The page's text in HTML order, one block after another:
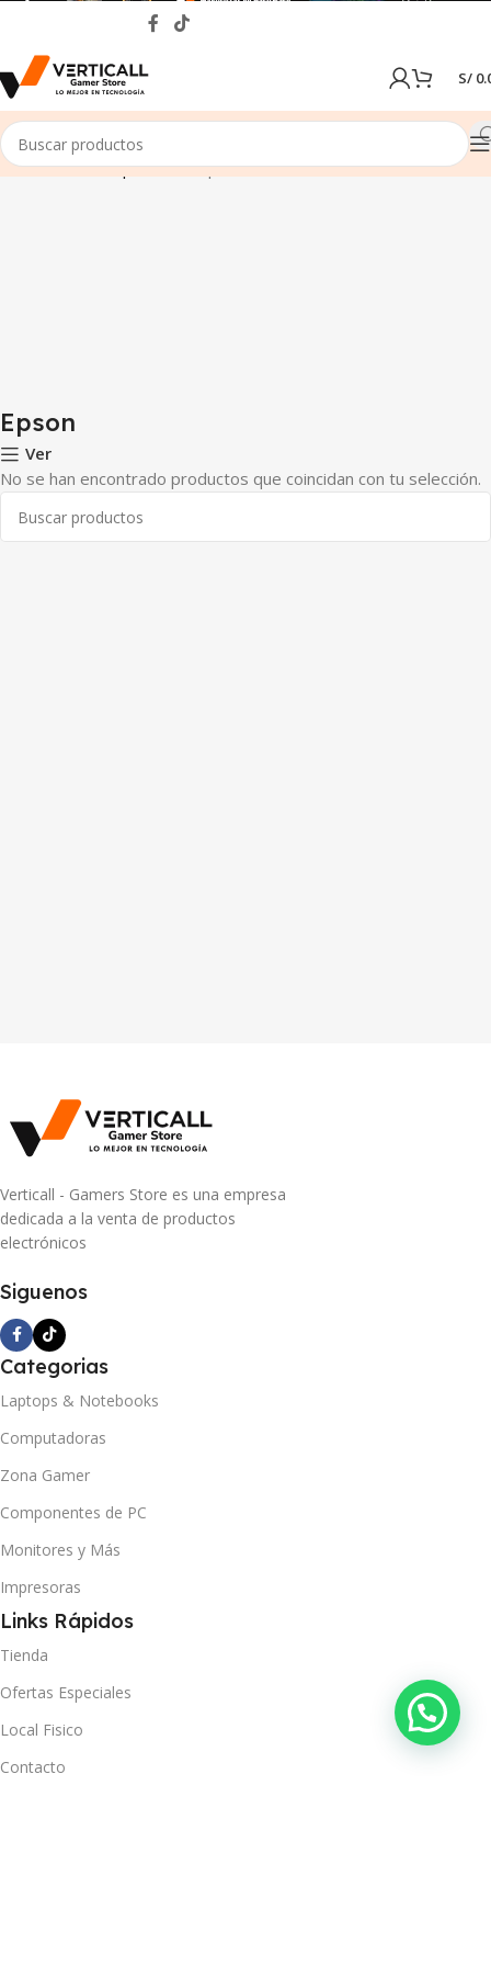
S/
Inicio Tienda Impresoras Epson
Epson
Ver
No se han encontrado productos que coincidan con tu selección.
Verticall - Gamers Store es una empresa
dedicada a la venta de productos
electrónicos
Siguenos
Categorias
Laptops & Notebooks
Computadoras
Zona Gamer
Componentes de PC
Monitores y Más
Impresoras
Links Rápidos
Tienda
Ofertas Especiales
Local Fisico
Contacto